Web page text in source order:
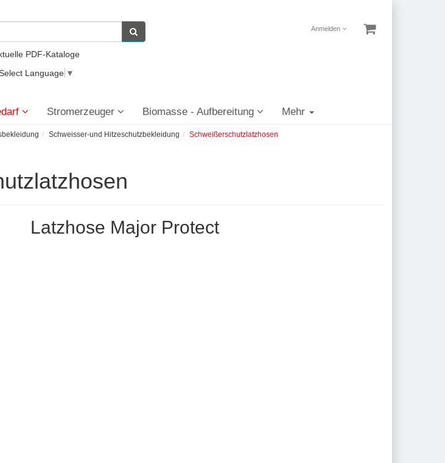
Anmelden
PDF-Kataloge
Language ▼
Stromerzeuger Biomasse - Aufbereitung Mehr
Schweisser-und Hitzeschutzbekleidung Schweißerschutzlatzhosen
Latzhose Major Protect